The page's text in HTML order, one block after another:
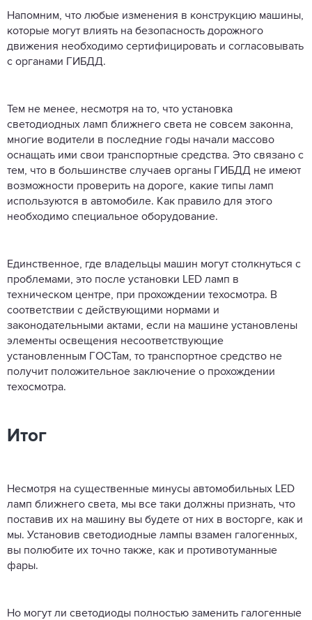
Напомним, что любые изменения в конструкцию машины,
которые могут влиять на безопасность дорожного
движения необходимо сертифицировать и согласовывать
с органами ГИБДД.
Тем не менее, несмотря на то, что установка
светодиодных ламп ближнего света не совсем законна,
многие водители в последние годы начали массово
оснащать ими свои транспортные средства. Это связано с
тем, что в большинстве случаев органы ГИБДД не имеют
возможности проверить на дороге, какие типы ламп
используются в автомобиле. Как правило для этого
необходимо специальное оборудование.
Единственное, где владельцы машин могут столкнуться с
проблемами, это после установки LED ламп в
техническом центре, при прохождении техосмотра. В
соответствии с действующими нормами и
законодательными актами, если на машине установлены
элементы освещения несоответствующие
установленным ГОСТам, то транспортное средство не
получит положительное заключение о прохождении
техосмотра.
Итог
Несмотря на существенные минусы автомобильных LED
ламп ближнего света, мы все таки должны признать, что
поставив их на машину вы будете от них в восторге, как и
мы. Установив светодиодные лампы взамен галогенных,
вы полюбите их точно также, как и противотуманные
фары.
Но могут ли светодиоды полностью заменить галогенные